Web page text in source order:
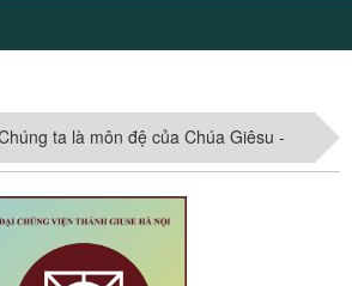
ta là môn đệ của Chúa Giêsu -